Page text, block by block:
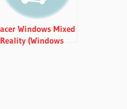
acer Windows Mixed
Reality (Windows